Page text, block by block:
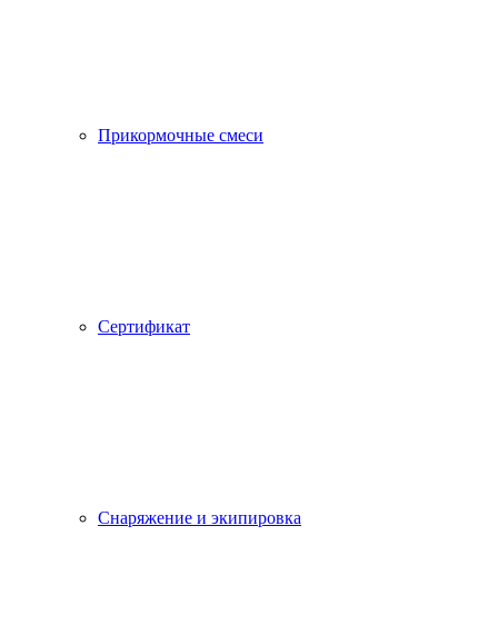
Прикормочные смеси
Сертификат
Снаряжение и экипировка